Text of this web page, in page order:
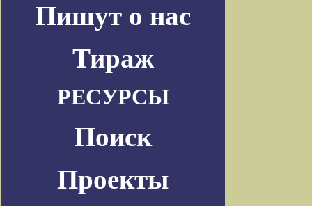
Пишут о нас
Тираж
РЕСУРСЫ
Поиск
Проекты